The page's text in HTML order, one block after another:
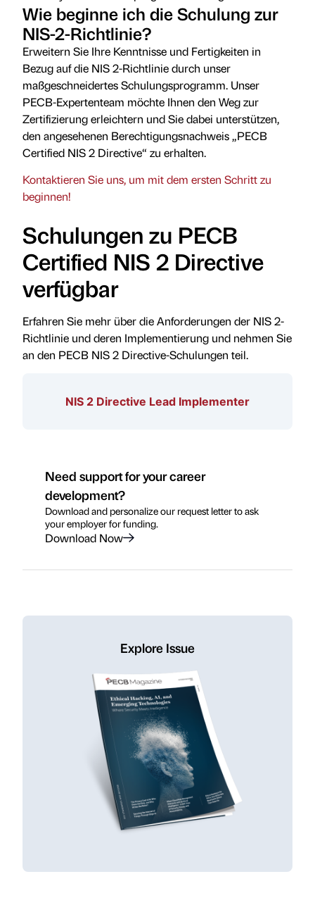
Wie beginne ich die Schulung zur
NIS-2-Richtlinie?
Erweitern Sie Ihre Kenntnisse und Fertigkeiten in
Bezug auf die NIS 2-Richtlinie durch unser
maßgeschneidertes Schulungsprogramm. Unser
PECB-Expertenteam möchte Ihnen den Weg zur
Zertifizierung erleichtern und Sie dabei unterstützen,
den angesehenen Berechtigungsnachweis „PECB
Certified NIS 2 Directive“ zu erhalten.
Kontaktieren Sie uns, um mit dem ersten Schritt zu
beginnen!
Schulungen zu PECB
Certified NIS 2 Directive
verfügbar
Erfahren Sie mehr über die Anforderungen der NIS 2-
Richtlinie und deren Implementierung und nehmen Sie
an den PECB NIS 2 Directive-Schulungen teil.
NIS 2 Directive Lead Implementer
Need support for your career
development?
Download and personalize our request letter to ask
your employer for funding.
Download Now
Explore Issue